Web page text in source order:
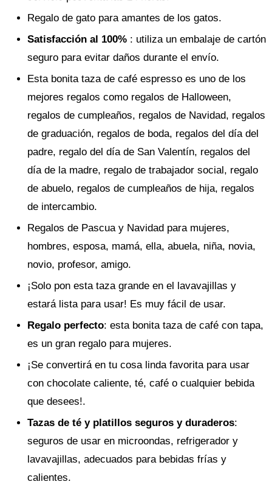
Regalo de gato para amantes de los gatos.
Satisfacción al 100% : utiliza un embalaje de cartón
seguro para evitar daños durante el envío.
Esta bonita taza de café espresso es uno de los
mejores regalos como regalos de Halloween,
regalos de cumpleaños, regalos de Navidad, regalos
de graduación, regalos de boda, regalos del día del
padre, regalo del día de San Valentín, regalos del
día de la madre, regalo de trabajador social, regalo
de abuelo, regalos de cumpleaños de hija, regalos
de intercambio.
Regalos de Pascua y Navidad para mujeres,
hombres, esposa, mamá, ella, abuela, niña, novia,
novio, profesor, amigo.
¡Solo pon esta taza grande en el lavavajillas y
estará lista para usar! Es muy fácil de usar.
Regalo perfecto: esta bonita taza de café con tapa,
es un gran regalo para mujeres.
¡Se convertirá en tu cosa linda favorita para usar
con chocolate caliente, té, café o cualquier bebida
que desees!.
Tazas de té y platillos seguros y duraderos:
seguros de usar en microondas, refrigerador y
lavavajillas, adecuados para bebidas frías y
calientes.